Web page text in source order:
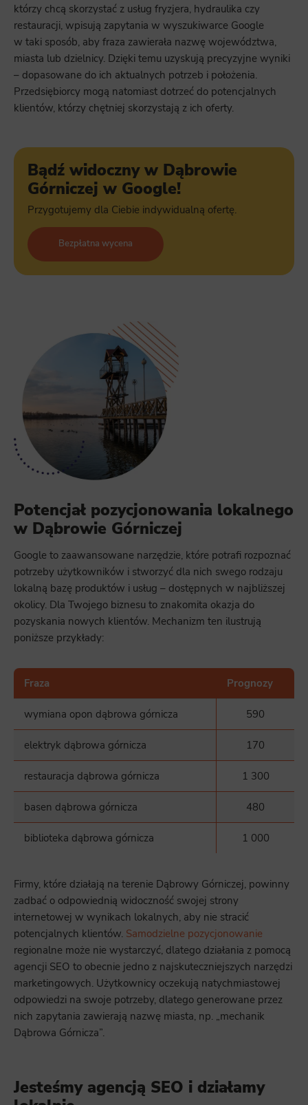
którzy chcą skorzystać z usług fryzjera, hydraulika czy
restauracji, wpisują zapytania w wyszukiwarce Google
w taki sposób, aby fraza zawierała nazwę województwa,
miasta lub dzielnicy. Dzięki temu uzyskują precyzyjne wyniki
– dopasowane do ich aktualnych potrzeb i położenia.
Przedsiębiorcy mogą natomiast dotrzeć do potencjalnych
klientów, którzy chętniej skorzystają z ich oferty.
Bądź widoczny w Dąbrowie
Górniczej w Google!
Przygotujemy dla Ciebie indywidualną ofertę.
Bezpłatna wycena
Potencjał pozycjonowania lokalnego
w Dąbrowie Górniczej
Google to zaawansowane narzędzie, które potrafi rozpoznać
potrzeby użytkowników i stworzyć dla nich swego rodzaju
lokalną bazę produktów i usług – dostępnych w najbliższej
okolicy. Dla Twojego biznesu to znakomita okazja do
pozyskania nowych klientów. Mechanizm ten ilustrują
poniższe przykłady:
Fraza Prognozy
wymiana opon dąbrowa górnicza 590
elektryk dąbrowa górnicza 170
restauracja dąbrowa górnicza 1 300
basen dąbrowa górnicza 480
biblioteka dąbrowa górnicza 1 000
Firmy, które działają na terenie Dąbrowy Górniczej, powinny
zadbać o odpowiednią widoczność swojej strony
internetowej w wynikach lokalnych, aby nie stracić
potencjalnych klientów. Samodzielne pozycjonowanie
regionalne może nie wystarczyć, dlatego działania z pomocą
agencji SEO to obecnie jedno z najskuteczniejszych narzędzi
marketingowych. Użytkownicy oczekują natychmiastowej
odpowiedzi na swoje potrzeby, dlatego generowane przez
nich zapytania zawierają nazwę miasta, np. „mechanik
Dąbrowa Górnicza”.
Jesteśmy agencją SEO i działamy